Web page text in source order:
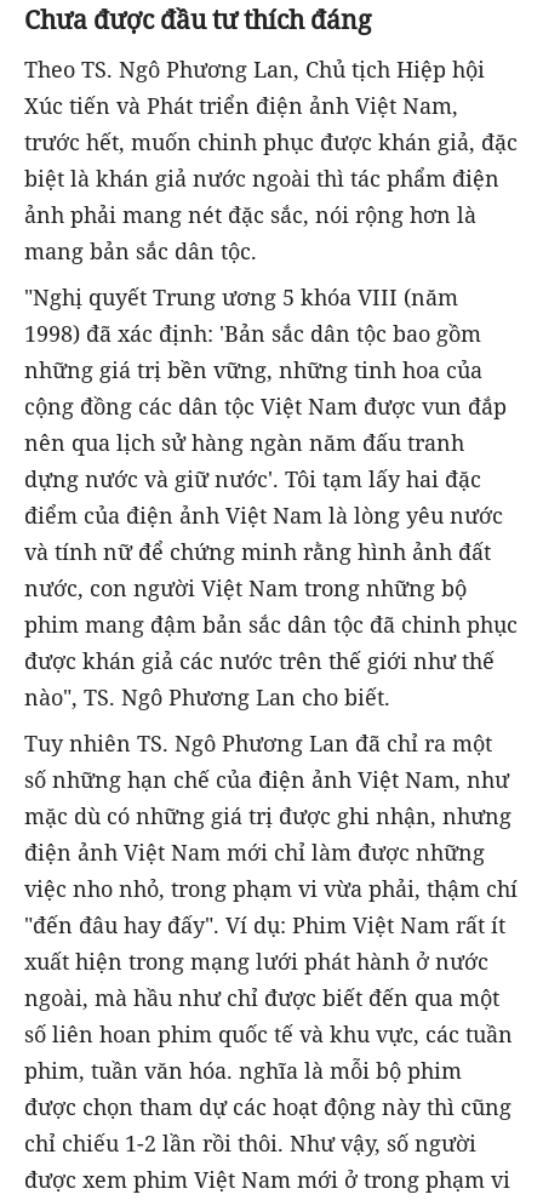
Chưa được đầu tư thích đáng
Theo TS. Ngô Phương Lan, Chủ tịch Hiệp hội
Xúc tiến và Phát triển điện ảnh Việt Nam,
trước hết, muốn chinh phục được khán giả, đặc
biệt là khán giả nước ngoài thì tác phẩm điện
ảnh phải mang nét đặc sắc, nói rộng hơn là
mang bản sắc dân tộc.
"Nghị quyết Trung ương 5 khóa VIII (năm
1998) đã xác định: 'Bản sắc dân tộc bao gồm
những giá trị bền vững, những tinh hoa của
cộng đồng các dân tộc Việt Nam được vun đắp
nên qua lịch sử hàng ngàn năm đấu tranh
dựng nước và giữ nước'. Tôi tạm lấy hai đặc
điểm của điện ảnh Việt Nam là lòng yêu nước
và tính nữ để chứng minh rằng hình ảnh đất
nước, con người Việt Nam trong những bộ
phim mang đậm bản sắc dân tộc đã chinh phục
được khán giả các nước trên thế giới như thế
nào", TS. Ngô Phương Lan cho biết.
Tuy nhiên TS. Ngô Phương Lan đã chỉ ra một
số những hạn chế của điện ảnh Việt Nam, như
mặc dù có những giá trị được ghi nhận, nhưng
điện ảnh Việt Nam mới chỉ làm được những
việc nho nhỏ, trong phạm vi vừa phải, thậm chí
"đến đâu hay đấy". Ví dụ: Phim Việt Nam rất ít
xuất hiện trong mạng lưới phát hành ở nước
ngoài, mà hầu như chỉ được biết đến qua một
số liên hoan phim quốc tế và khu vực, các tuần
phim, tuần văn hóa. nghĩa là mỗi bộ phim
được chọn tham dự các hoạt động này thì cũng
chỉ chiếu 1-2 lần rồi thôi. Như vậy, số người
được xem phim Việt Nam mới ở trong phạm vi